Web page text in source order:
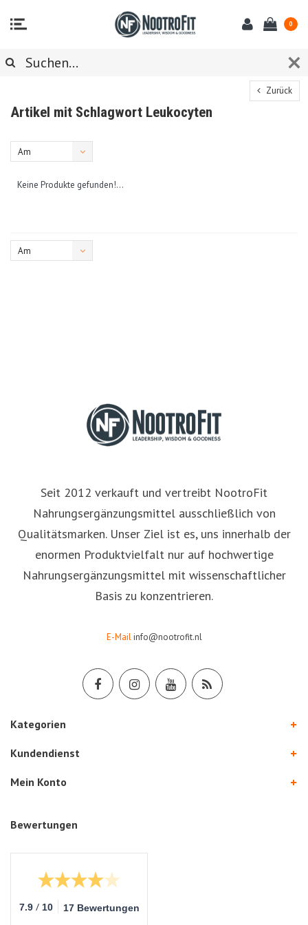
0
Zurück
Artikel mit Schlagwort Leukocyten
Am
Keine Produkte gefunden!...
Am
Seit 2012 verkauft und vertreibt NootroFit
Nahrungsergänzungsmittel ausschließlich von
Qualitätsmarken. Unser Ziel ist es, uns innerhalb der
enormen Produktvielfalt nur auf hochwertige
Nahrungsergänzungsmittel mit wissenschaftlicher
Basis zu konzentrieren.
E-Mail info@nootrofit.nl
Kategorien
Kundendienst
Mein Konto
Bewertungen
7.9 / 10 17 Bewertungen